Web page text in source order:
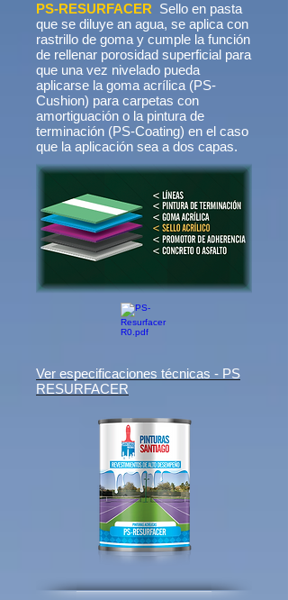
PS-RESURFACER Sello en pasta
que se diluye an agua, se aplica con
rastrillo de goma y cumple la función
de rellenar porosidad superficial para
que una vez nivelado pueda
aplicarse la goma acrílica (PS-
Cushion) para carpetas con
amortiguación o la pintura de
terminación (PS-Coating) en el caso
que la aplicación sea a dos capas.
Ver especificaciones técnicas - PS
RESURFACER